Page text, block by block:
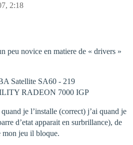
2:18
peu novice en matiere de « drivers »
Satellite SA60 - 219
RADEON 7000 IGP
je l’installe (correct) j’ai quand je
d’etat apparait en surbrillance), de
mon jeu il bloque.